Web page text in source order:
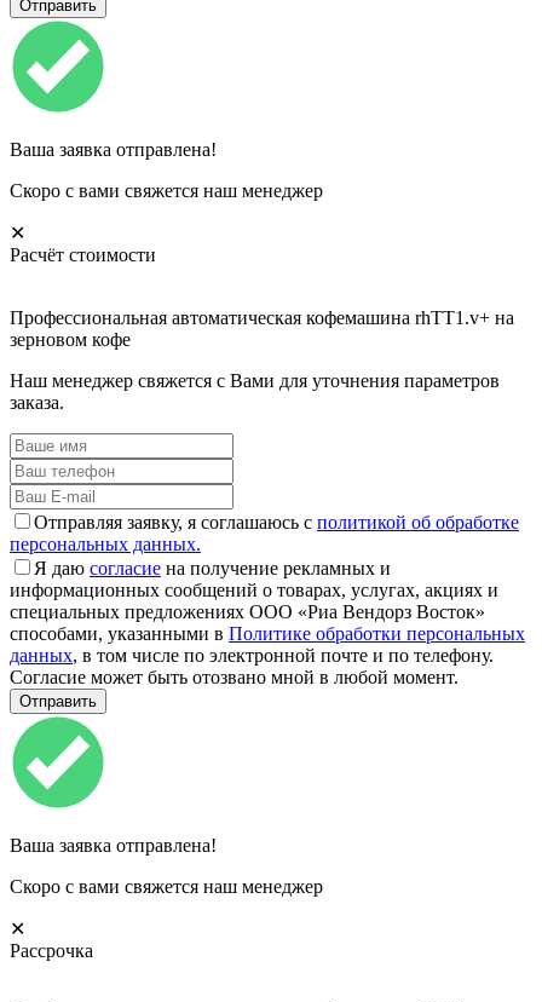
Ваша заявка отправлена!
Скоро с вами свяжется наш менеджер
✕
Расчёт стоимости
Профессиональная автоматическая кофемашина rhTT1.v+ на
зерновом кофе
Наш менеджер свяжется с Вами для уточнения параметров
заказа.
Отправляя заявку, я соглашаюсь с политикой об обработке
персональных данных.
Я даю согласие на получение рекламных и
информационных сообщений о товарах, услугах, акциях и
специальных предложениях ООО «Риа Вендорз Восток»
способами, указанными в Политике обработки персональных
данных, в том числе по электронной почте и по телефону.
Согласие может быть отозвано мной в любой момент.
Ваша заявка отправлена!
Скоро с вами свяжется наш менеджер
✕
Рассрочка